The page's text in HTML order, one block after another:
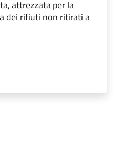
attrezzata per la
dei rifiuti non ritirati a